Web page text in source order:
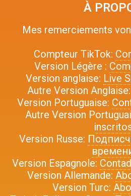
À
Mes remerciements
Compteur TikTok:
Version Légère :
Version anglaise: Live
Autre Version Anglaise:
Version Portuguaise:
Autre Version
Version Russe:
Version Espagnole:
Version Allemande:
Version Turc: